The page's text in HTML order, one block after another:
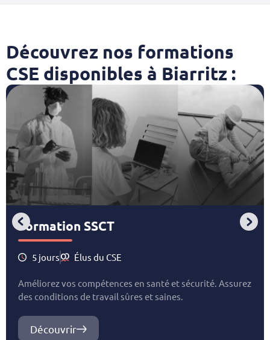
Découvrez nos formations
CSE disponibles à Biarritz :
Formation SSCT
5 jours Élus du CSE
Améliorez vos compétences en santé et sécurité. Assurez
des conditions de travail sûres et saines.
Découvrir